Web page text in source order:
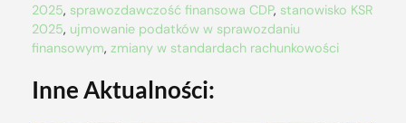
2025, sprawozdawczość finansowa CDP, stanowisko KSR
2025, ujmowanie podatków w sprawozdaniu
finansowym,zmiany w standardach rachunkowości
Inne Aktualności: